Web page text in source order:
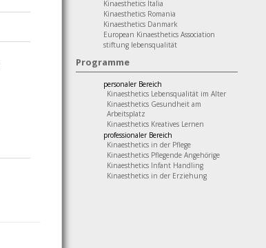
Kinaesthetics Italia
Kinaesthetics Romania
Kinaesthetics Danmark
European Kinaesthetics Association
stiftung lebensqualität
Programme
personaler Bereich
Kinaesthetics Lebensqualität im Alter
Kinaesthetics Gesundheit am
Arbeitsplatz
Kinaesthetics Kreatives Lernen
professionaler Bereich
Kinaesthetics in der Pflege
Kinaesthetics Pflegende Angehörige
Kinaesthetics Infant Handling
Kinaesthetics in der Erziehung